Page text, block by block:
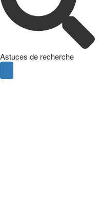
Astuces de recherche